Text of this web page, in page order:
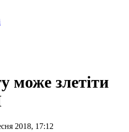
може злетіти
2018, 17:12